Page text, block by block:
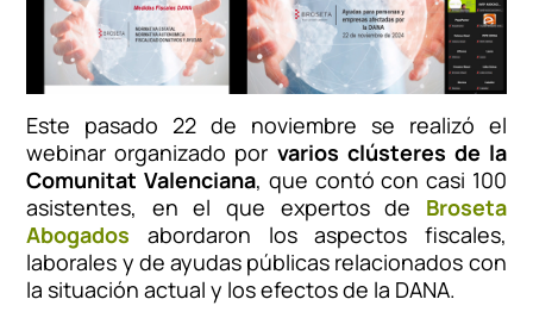
Este pasado 22 de noviembre se realizó el
webinar organizado por varios clústeres de la
Comunitat Valenciana, que contó con casi 100
asistentes, en el que expertos de Broseta
Abogados abordaron los aspectos fiscales,
laborales y de ayudas públicas relacionados con
la situación actual y los efectos de la DANA.